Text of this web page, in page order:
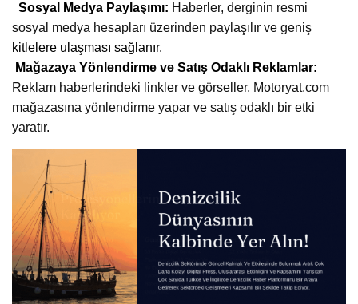
Sosyal Medya Paylaşımı: Haberler, derginin resmi
sosyal medya hesapları üzerinden paylaşılır ve geniş
kitlelere ulaşması sağlanır.
Mağazaya Yönlendirme ve Satış Odaklı Reklamlar:
Reklam haberlerindeki linkler ve görseller, Motoryat.com
mağazasına yönlendirme yapar ve satış odaklı bir etki
yaratır.